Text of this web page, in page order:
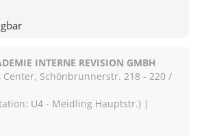
INTERNE REVISION GMBH
Center, Schönbrunnerstr. 218 - 220 /
U4 - Meidling Hauptstr.) |